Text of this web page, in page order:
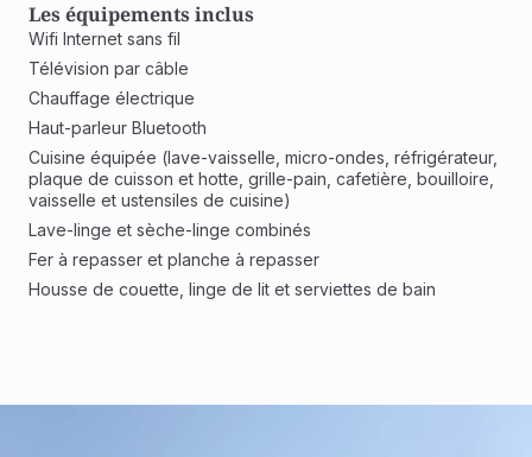
Les équipements inclus
Wifi Internet sans fil
Télévision par câble
Chauffage électrique
Haut-parleur Bluetooth
Cuisine équipée (lave-vaisselle, micro-ondes, réfrigérateur,
plaque de cuisson et hotte, grille-pain, cafetière, bouilloire,
vaisselle et ustensiles de cuisine)
Lave-linge et sèche-linge combinés
Fer à repasser et planche à repasser
Housse de couette, linge de lit et serviettes de bain